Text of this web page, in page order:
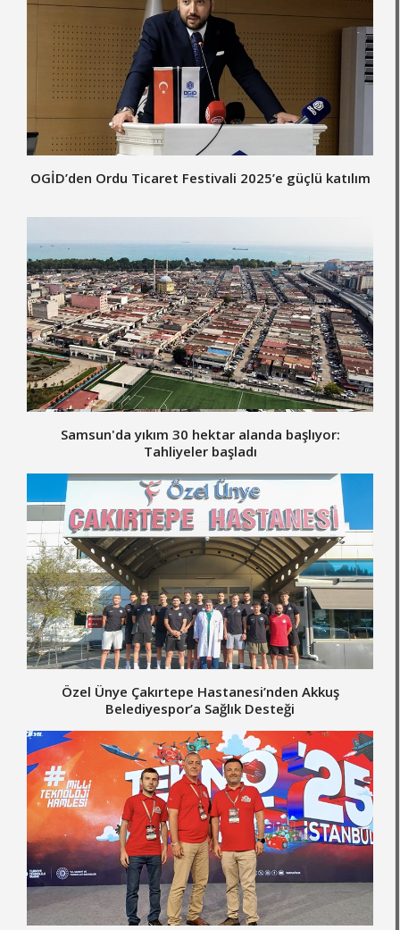
OGİD’den Ordu Ticaret Festivali 2025’e güçlü katılım
Samsun'da yıkım 30 hektar alanda başlıyor:
Tahliyeler başladı
Özel Ünye Çakırtepe Hastanesi’nden Akkuş
Belediyespor’a Sağlık Desteği